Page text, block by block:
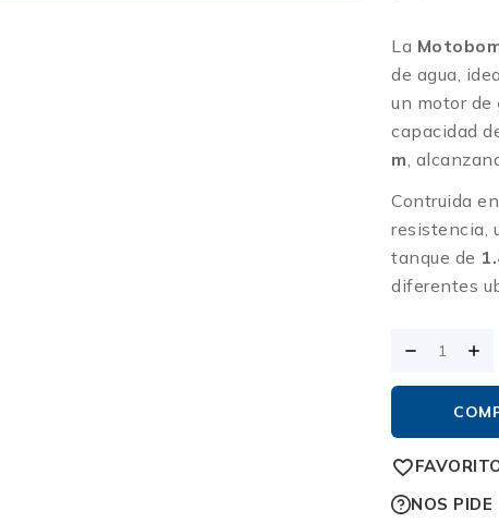
La
de agua,
un motor de
capacidad
m ,
Contruida
resistencia,
tanque de
diferentes
NOS PIDE